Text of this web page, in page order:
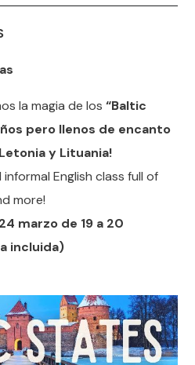
la magia de los“Baltic
pero llenos de encanto
y Lituania!
English class full of
more!
marzo de 19 a 20
incluida)